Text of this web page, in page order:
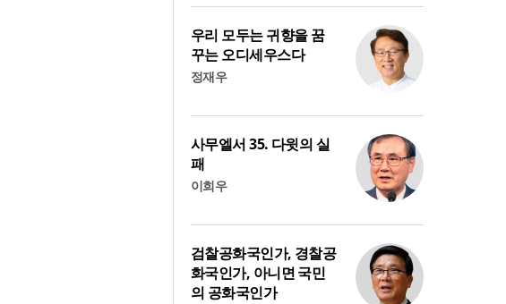
우리 모두는 귀향을 꿈
꾸는 오디세우스다
정재우
사무엘서 35. 다윗의 실
패
이희우
검찰공화국인가, 경찰공
화국인가, 아니면 국민
의 공화국인가